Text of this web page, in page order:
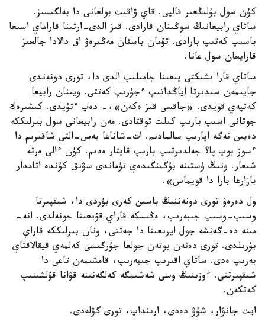
كۇن سول بۇلىڭعىر قالپى. قاي ۋاقىت بولعانى دا بەلگىسىز.
ساتاي رابيعانىڭ سوڭىنان قارادى. قىز الدى-ارتىنا قاراماي اسىعا
باسىپ كەتىپ بارادى. تۇمان باسقان مەڭىرەۋ اق دالادا جالعىز
قارايعان سول عانا.
ساتاي قارا ىشىكتى يىعىنا جامىلىپ الدى دا، تورى دونەندى
جايىمەن سىدىرتا اياڭداتىپ ءجۇرىپ كەتتى. ويىنان رابيعا
كەتپەي قويدى. «جاقسى قىز ەكەن»،- دەپ ءتۇيدى. كىشىرەك
جوتانى اسىپ بارىپ كىلت توقتادى. مەن رابيعانى سول بىرلىككە
دەيىن نەگە اپارىپ سالمادىم. ات-شاناعا بەس-التى شاقىرىم دا
ءسوز بوپ پا؟ جەلدىرتىپ بارىپ قايتار ەدىم. كۇن ءالى ەرتە
شىعار. ونىڭ ۇستىنە بۇگىنگىدەي تۇماندى سۋىق كۇندە اتامدار
بازارعا بارا دا قويماس».
ول دەرەۋ تورى دونەننىڭ باسىن كەرى بۇردى دا، شىقپىرتا
وسىپ-وسىپ جىبەرىپ، ەڭىسكە قاراي قۇيعىتا جونەلدى. انە-
مىنە دە-گەنشە جول ايرىعىنا دا جەتتى، ونان بىرلىككە قاراي
بۇرىلدى. تورى دەنەن بوتەن جولعا جۇرگىسى كەلمەي قيقالاقتاي
بەرىپ ەدى. ساتاي اقىرىپ جىبەرىپ، قامشىمەن تاعى دا
شىقپىرتتى. ءوزىنىڭ وسى شەشىمگە كەلگەنىنە قۋانا قۇلشىنىپ
كەتكەن.
ايت جانۋار، شۇۋ دەدى، ارىنداپ، تورى گۋلەدى.